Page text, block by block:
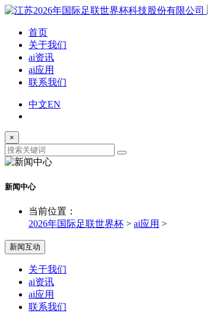
首页
关于我们
ai资讯
ai应用
联系我们
中文EN
×
新闻中心
当前位置：
2026年国际足联世界杯 > ai应用 >
新闻互动
关于我们
ai资讯
ai应用
联系我们